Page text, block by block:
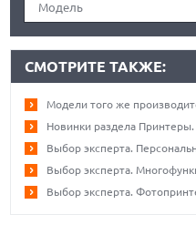
Модель
СМОТРИТЕ ТАКЖЕ:
Модели того же
Новинки раздела Принтеры.
Выбор эксперта.
Выбор эксперта.
Выбор эксперта.